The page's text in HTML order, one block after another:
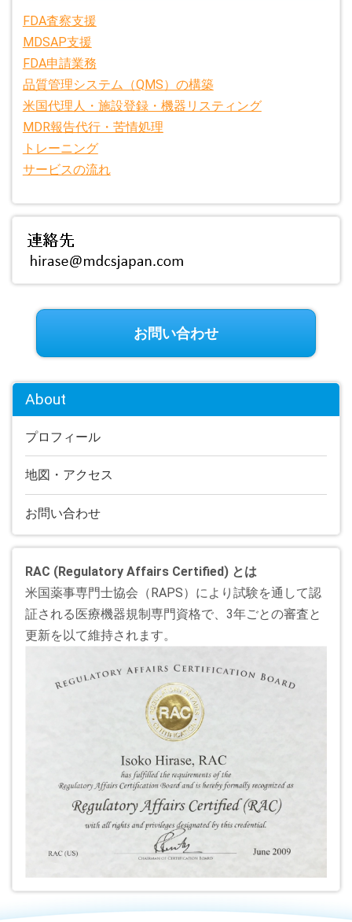
FDA査察支援
MDSAP支援
FDA申請業務
品質管理システム（QMS）の構築
米国代理人・施設登録・機器リスティング
MDR報告代行・苦情処理
トレーニング
サービスの流れ
お問い合わせ
About
プロフィール
地図・アクセス
お問い合わせ
RAC (Regulatory Affairs Certified) とは
米国薬事専門士協会（RAPS）により試験を通して認
証される医療機器規制専門資格で、3年ごとの審査と
更新を以て維持されます。